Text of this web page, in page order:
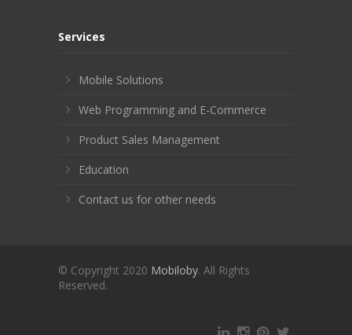
Services
Mobile Solutions
Web Programming and E-Commerce
Product Sales Management
Education
Contact us for other needs
© Copyright 2020 Mobiloby. All Rights
Reserved.